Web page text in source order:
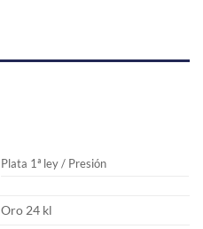
Plata 1ª ley / Presión
Oro 24 kl